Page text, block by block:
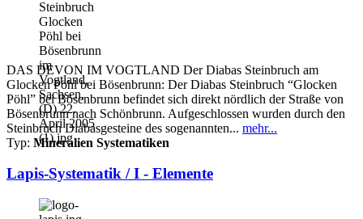
DAS DEVON IM VOGTLAND Der Diabas Steinbruch am
Glocken Pöhl bei Bösenbrunn: Der Diabas Steinbruch “Glocken
Pöhl” bei Bösenbrunn befindet sich direkt nördlich der Straße von
Bösenbrunn nach Schönbrunn. Aufgeschlossen wurden durch den
Steinbruch Diabasgesteine des sogenannten... mehr...
Typ: Mineralien Systematiken
Lapis-Systematik / I - Elemente